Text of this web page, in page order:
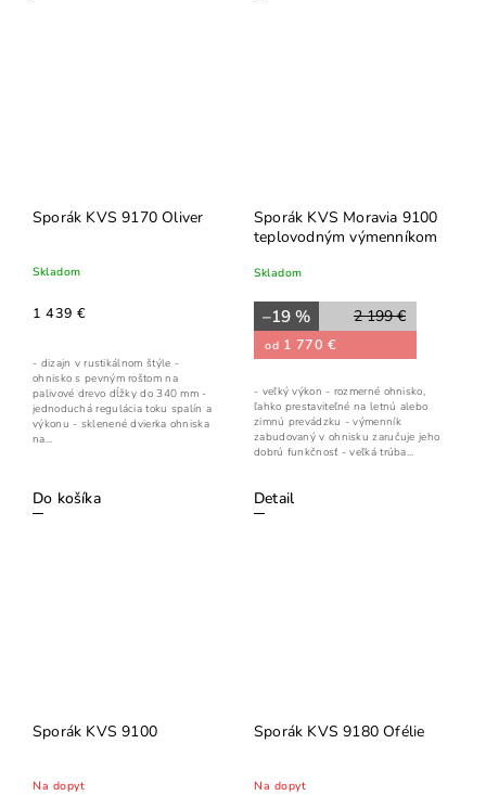
Sporák KVS 9170 Oliver
Skladom
1 439 €
Do košíka
- dizajn v rustikálnom štýle -
ohnisko s pevným roštom na
palivové drevo dĺžky do 340 mm -
jednoduchá regulácia toku spalín a
výkonu - sklenené dvierka ohniska
na...
Sporák KVS Moravia 9100
teplovodným výmenníkom
Skladom
2 199 €
–19 %
od 1 770 €
Detail
- veľký výkon - rozmerné ohnisko,
ľahko prestaviteľné na letnú alebo
zimnú prevádzku - výmenník
zabudovaný v ohnisku zaručuje jeho
dobrú funkčnosť - veľká trúba...
Sporák KVS 9100
Na dopyt
Sporák KVS 9180 Ofélie
Na dopyt